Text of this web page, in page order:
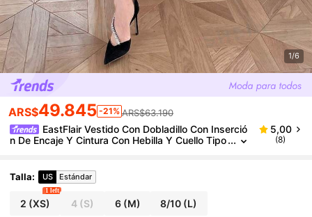
1/6
ARS$49.845 -21% ARS$63.190
EastFlair Vestido Con Dobladillo Con Inserció
n De Encaje Y Cintura Con Hebilla Y Cuello Tipo
5,00
(8)
Talla: US Estándar
2 (XS)
1 left
4(S) 6(M) 8/10 (L)